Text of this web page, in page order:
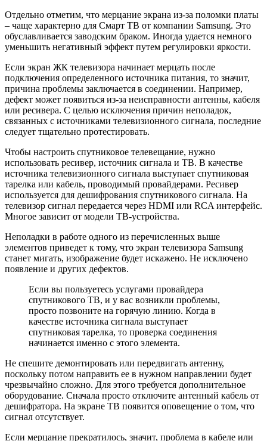
Отдельно отметим, что мерцание экрана из-за поломки платы
– чаще характерно для Смарт ТВ от компании Samsung. Это
обуславливается заводским браком. Иногда удается немного
уменьшить негативный эффект путем регулировки яркости.
Если экран ЖК телевизора начинает мерцать после
подключения определенного источника питания, то значит,
причина проблемы заключается в соединении. Например,
дефект может появиться из-за неисправности антенны, кабеля
или ресивера. С целью исключения причин неполадок,
связанных с источниками телевизионного сигнала, последние
следует тщательно протестировать.
Чтобы настроить спутниковое телевещание, нужно
использовать ресивер, источник сигнала и ТВ. В качестве
источника телевизионного сигнала выступает спутниковая
тарелка или кабель, проводимый провайдерами. Ресивер
используется для дешифрования спутникового сигнала. На
телевизор сигнал передается через HDMI или RCA интерфейс.
Многое зависит от модели ТВ-устройства.
Неполадки в работе одного из перечисленных выше
элементов приведет к тому, что экран телевизора Samsung
станет мигать, изображение будет искажено. Не исключено
появление и других дефектов.
Если вы пользуетесь услугами провайдера
спутникового ТВ, и у вас возникли проблемы,
просто позвоните на горячую линию. Когда в
качестве источника сигнала выступает
спутниковая тарелка, то проверка соединения
начинается именно с этого элемента.
Не спешите демонтировать или передвигать антенну,
поскольку потом направить ее в нужном направлении будет
чрезвычайно сложно. Для этого требуется дополнительное
оборудование. Сначала просто отключите антенный кабель от
дешифратора. На экране ТВ появится оповещение о том, что
сигнал отсутствует.
Если мерцание прекратилось, значит, проблема в кабеле или